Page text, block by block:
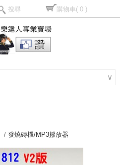
搜尋 購物車( 0 )
∨
/發燒磚機/MP3撥放器